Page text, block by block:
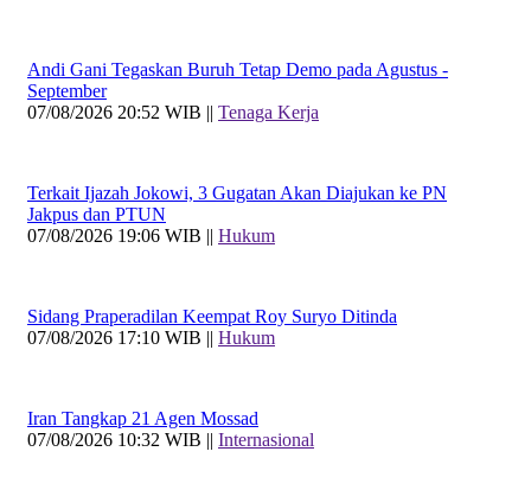
Andi Gani Tegaskan Buruh Tetap Demo pada Agustus -
September
07/08/2026 20:52 WIB || Tenaga Kerja
Terkait Ijazah Jokowi, 3 Gugatan Akan Diajukan ke PN
Jakpus dan PTUN
07/08/2026 19:06 WIB || Hukum
Sidang Praperadilan Keempat Roy Suryo Ditinda
07/08/2026 17:10 WIB || Hukum
Iran Tangkap 21 Agen Mossad
07/08/2026 10:32 WIB || Internasional